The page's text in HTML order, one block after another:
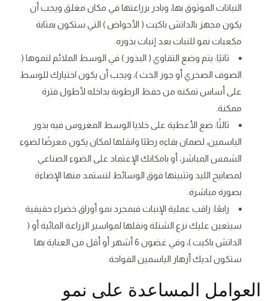
النباتات الموثوق بها، وبادر بزراعتها في مكان مغلق ويجب أن
يكون مجهز بالداتش باكيت ( الأحواض ) التي ستكون بمثابة
مكعبات نمو للنبات بعد إنبات بذوره.
ثانيًا: يتم وضع التقاوي ( البذور ) في الوسط الملائم لنموها (
الصوف الصخري أو جوز الخث )، ويجب أن يكون اختيارك للوسط
على أساس تمكنه من حفظ الرطوبة بداخله لأطول فترة
ممكنة.
ثالثًا: ضع الأغطية على خلايا الوسط المغروس فيه بذور
الياسمين، لضمان بقاءه رطبًا وانقلها لمكان يكون معرضًا لضوء
الشمس المباشر، أو بامكانك الإعتماد على الضوء الصناعي
لمصابيح الليد وتثبيتها فوق الوسائط لتستمد منها الإضاءة
بصورة مباشرة.
رابعًا: راقب عملية الإنبات فبمجرد نمو أوراق خضراء حقيقية
سيتعين عليك نزع الشتلة ونقلها لمواسير الزراعة المائية أو (
الداتش باكيت )، وفي غضون 6 أشهر أو أقل من العناية بها
ستكون لديك أزهار الياسمين الفواحة.
العوامل المساعدة على نمو